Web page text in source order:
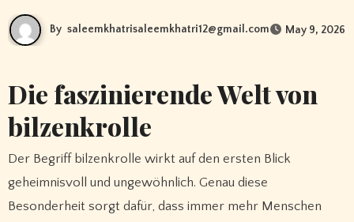
By saleemkhatrisaleemkhatri12@gmail.com May 9, 2026
Die faszinierende Welt von
bilzenkrolle
Der Begriff bilzenkrolle wirkt auf den ersten Blick
geheimnisvoll und ungewöhnlich. Genau diese
Besonderheit sorgt dafür, dass immer mehr Menschen